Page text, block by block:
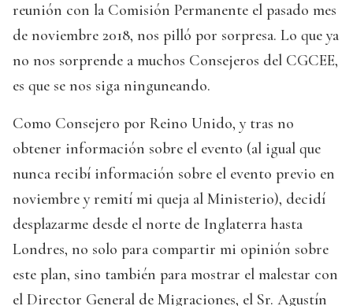
reunión con la Comisión Permanente el pasado mes
de noviembre 2018, nos pilló por sorpresa. Lo que ya
no nos sorprende a muchos Consejeros del CGCEE,
es que se nos siga ninguneando.
Como Consejero por Reino Unido, y tras no
obtener información sobre el evento (al igual que
nunca recibí información sobre el evento previo en
noviembre y remití mi queja al Ministerio), decidí
desplazarme desde el norte de Inglaterra hasta
Londres, no solo para compartir mi opinión sobre
este plan, sino también para mostrar el malestar con
el Director General de Migraciones, el Sr. Agustín